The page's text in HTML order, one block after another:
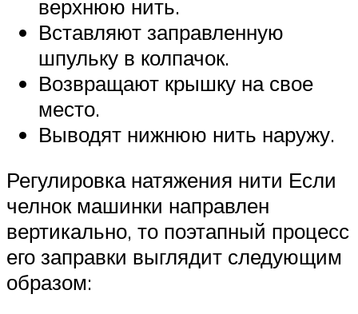
верхнюю нить.
Вставляют заправленную
шпульку в колпачок.
Возвращают крышку на свое
место.
Выводят нижнюю нить наружу.
Регулировка натяжения нити Если
челнок машинки направлен
вертикально, то поэтапный процесс
его заправки выглядит следующим
образом: